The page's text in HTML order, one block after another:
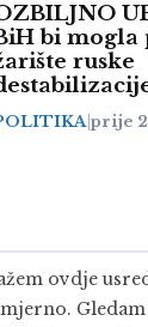
bi mogla
ruske
prije 2
ovdje
Gledam